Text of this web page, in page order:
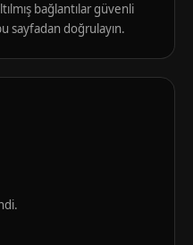
bağlantılar güvenli
sayfadan doğrulayın.